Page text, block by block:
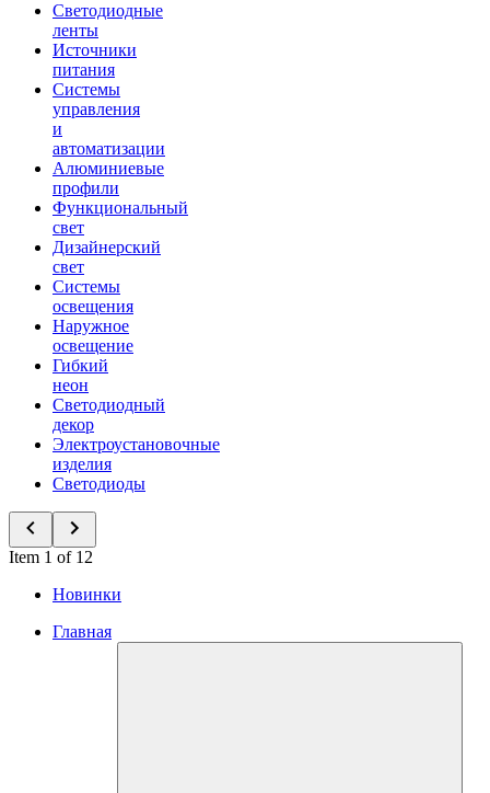
Светодиодные
ленты
Источники
питания
Системы
управления
и
автоматизации
Алюминиевые
профили
Функциональный
свет
Дизайнерский
свет
Системы
освещения
Наружное
освещение
Гибкий
неон
Светодиодный
декор
Электроустановочные
изделия
Светодиоды
Item 1 of 12
Новинки
Главная